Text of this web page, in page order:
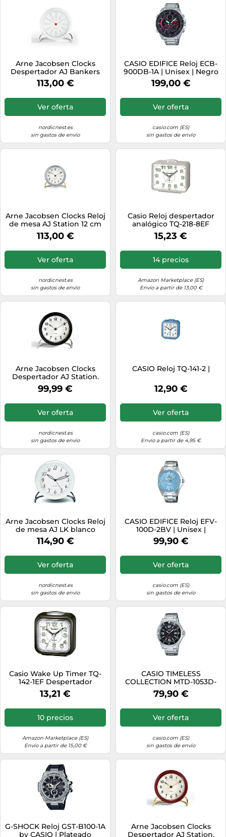
Arne Jacobsen Clocks
Despertador AJ Bankers
blanco
113,00 €
Ver oferta
nordicnest.es
sin gastos de envío
CASIO EDIFICE Reloj ECB-
900DB-1A | Unisex | Negro
199,00 €
Ver oferta
casio.com (ES)
sin gastos de envío
Arne Jacobsen Clocks Reloj
de mesa AJ Station 12 cm
gris-blanco
113,00 €
Ver oferta
nordicnest.es
sin gastos de envío
Casio Reloj despertador
analógico TQ-218-8EF
Cuarzo Alarma con
repetición
15,23 €
14 precios
Amazon Marketplace (ES)
Envío a partir de 13,00 €
Arne Jacobsen Clocks
Despertador AJ Station.
negro negro
99,99 €
Ver oferta
nordicnest.es
sin gastos de envío
CASIO Reloj TQ-141-2 |
12,90 €
Ver oferta
casio.com (ES)
Envío a partir de 4,95 €
Arne Jacobsen Clocks Reloj
de mesa AJ LK blanco
114,90 €
Ver oferta
nordicnest.es
sin gastos de envío
CASIO EDIFICE Reloj EFV-
100D-2BV | Unisex |
Plateado
99,90 €
Ver oferta
casio.com (ES)
sin gastos de envío
Casio Wake Up Timer TQ-
142-1EF Despertador
13,21 €
10 precios
Amazon Marketplace (ES)
Envío a partir de 15,00 €
CASIO TIMELESS
COLLECTION MTD-1053D-
1AV| Negro/Plateado
79,90 €
Ver oferta
casio.com (ES)
sin gastos de envío
G-SHOCK Reloj GST-B100-1A
by CASIO | Plateado
Arne Jacobsen Clocks
Despertador AJ Station.